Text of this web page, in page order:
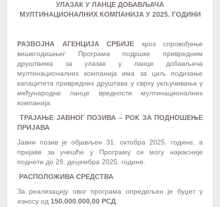
УЛАЗАК У ЛАНЦЕ ДОБАВЉАЧА
МУЛТИНАЦИОНАЛНИХ КОМПАНИЈА У 2025. ГОДИНИ
РАЗВОЈНА АГЕНЦИЈА СРБИЈЕ кроз спровођење
вишегодишњег Програма подршке привредним
друштвима за улазак у ланце добављача
мултинационалних компанија има за циљ подизање
капацитета привредних друштава у сврху укључивања у
међународне ланце вредности мултинационалних
компанија.
ТРАЈАЊЕ ЈАВНОГ ПОЗИВА – РОК ЗА ПОДНОШЕЊЕ
ПРИЈАВА
Јавни позив је објављен 31. октобра 2025. године, а
пријаве за учешће у Програму се могу најкасније
поднети до 29. децембра 2025. године.
РАСПОЛОЖИВА СРЕДСТВА
За реализацију овог програма опредељен је буџет у
износу од 150.000.000,00 РСД